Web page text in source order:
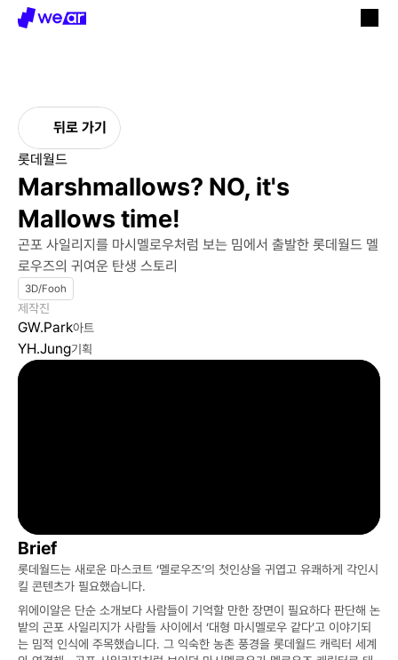
뒤로 가기
롯데월드
Marshmallows? NO, it's
Mallows time!
곤포 사일리지를 마시멜로우처럼 보는 밈에서 출발한 롯데월드 멜
로우즈의 귀여운 탄생 스토리
3D/Fooh
제작진
GW.Park아트
YH.Jung기획
Brief
롯데월드는 새로운 마스코트 ‘멜로우즈’의 첫인상을 귀엽고 유쾌하게 각인시
킬 콘텐츠가 필요했습니다.
위에이알은 단순 소개보다 사람들이 기억할 만한 장면이 필요하다 판단해 논
밭의 곤포 사일리지가 사람들 사이에서 ‘대형 마시멜로우 같다’고 이야기되
는 밈적 인식에 주목했습니다. 그 익숙한 농촌 풍경을 롯데월드 캐릭터 세계